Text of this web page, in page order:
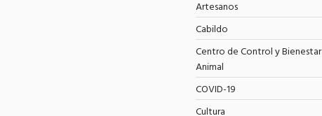
Artesanos
Cabildo
Centro de Control y Bienestar
Animal
COVID-19
Cultura